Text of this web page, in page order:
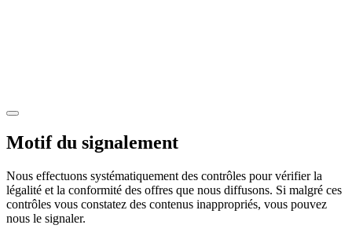
Motif du signalement
Nous effectuons systématiquement des contrôles pour vérifier la
légalité et la conformité des offres que nous diffusons. Si malgré ces
contrôles vous constatez des contenus inappropriés, vous pouvez
nous le signaler.